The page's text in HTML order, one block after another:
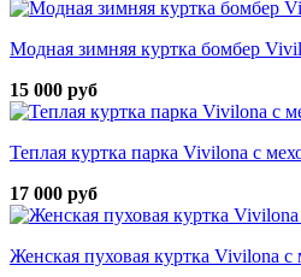
Модная зимняя куртка бомбер
15 000 руб
Теплая куртка парка Vivilona с
17 000 руб
Женская пуховая куртка Vivilona с